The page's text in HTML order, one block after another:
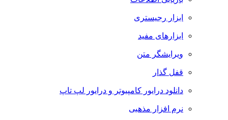
ابزار رجیستری
ابزارهای مفید
ویرایشگر متن
قفل گذار
دانلود درایور کامپیوتر و درایور لپ تاپ
نرم افزار مذهبی